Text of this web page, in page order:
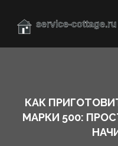
КАК
МАРКИ 500: